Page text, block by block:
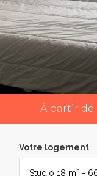
À partir de
Votre logement